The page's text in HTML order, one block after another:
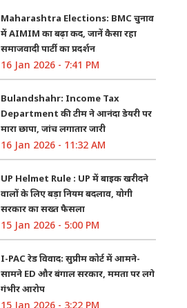
Maharashtra Elections: BMC चुनाव
में AIMIM का बढ़ा कद, जानें कैसा रहा
समाजवादी पार्टी का प्रदर्शन
16 Jan 2026 - 7:41 PM
Bulandshahr: Income Tax
Department की टीम ने आनंदा डेयरी पर
मारा छापा, जांच लगातार जारी
16 Jan 2026 - 11:32 AM
UP Helmet Rule : UP में बाइक खरीदने
वालों के लिए बड़ा नियम बदलाव, योगी
सरकार का सख्त फैसला
15 Jan 2026 - 5:00 PM
I-PAC रेड विवाद: सुप्रीम कोर्ट में आमने-
सामने ED और बंगाल सरकार, ममता पर लगे
गंभीर आरोप
15 Jan 2026 - 3:22 PM